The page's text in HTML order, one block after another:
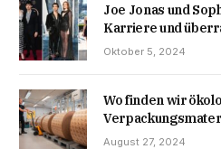
Joe Jonas und
Karriere und
Oktober 5, 2024
Wo finden wir
August 27, 2024